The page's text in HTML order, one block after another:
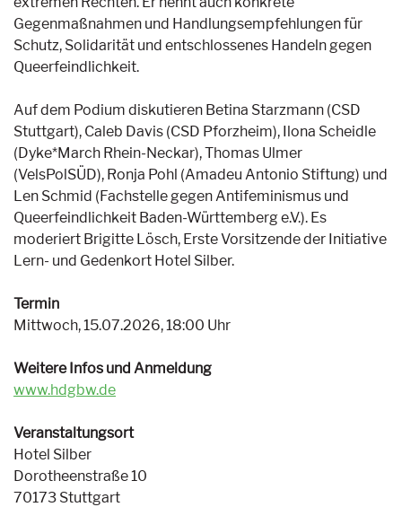
Gegenmaßnahmen und Handlungsempfehlungen für
Schutz, Solidarität und entschlossenes Handeln gegen
Queerfeindlichkeit.
Auf dem Podium diskutieren Betina Starzmann (CSD
Stuttgart), Caleb Davis (CSD Pforzheim), Ilona Scheidle
(Dyke*March Rhein-Neckar), Thomas Ulmer
(VelsPolSÜD), Ronja Pohl (Amadeu Antonio Stiftung) und
Len Schmid (Fachstelle gegen Antifeminismus und
Queerfeindlichkeit Baden-Württemberg e.V.). Es
moderiert Brigitte Lösch, Erste Vorsitzende der Initiative
Lern- und Gedenkort Hotel Silber.
Termin
Mittwoch, 15.07.2026, 18:00 Uhr
Weitere Infos und Anmeldung
www.hdgbw.de
Veranstaltungsort
Hotel Silber
Dorotheenstraße 10
70173 Stuttgart